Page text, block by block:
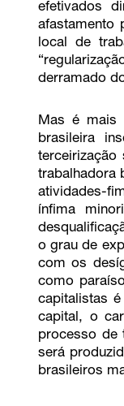
efetivados
afastamento
local de
derramado
Mas é mais
brasileira
terceirização
trabalhadora
atividades-
ínfima
o grau de
com os
como
capitalistas
capital, o
processo de
será
brasileiros